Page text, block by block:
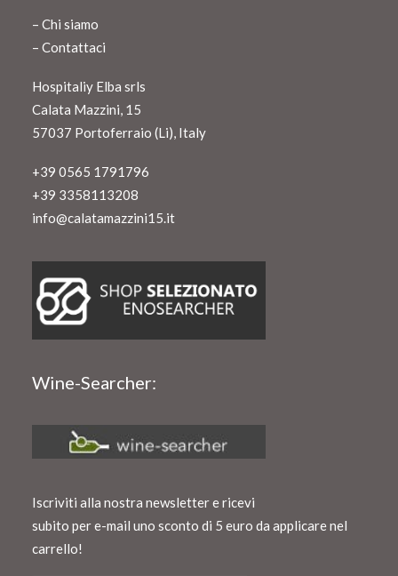
– Chi siamo
– Contattaci
Hospitaliy Elba srls
Calata Mazzini, 15
57037 Portoferraio (Li), Italy
+39 0565 1791796
+39 3358113208
info@calatamazzini15.it
Wine-Searcher:
Iscriviti alla nostra newsletter e ricevi
subito per e-mail uno sconto di 5 euro da applicare nel
carrello!